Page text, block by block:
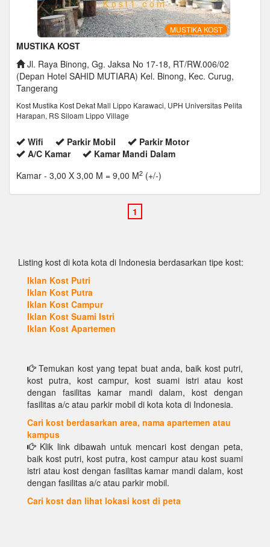
MUSTIKA KOST
MUSTIKA KOST
Jl. Raya Binong, Gg. Jaksa No 17-18, RT/RW.006/02
(Depan Hotel SAHID MUTIARA) Kel. Binong, Kec. Curug,
Tangerang
Kost Mustika Kost Dekat Mall Lippo Karawaci, UPH Universitas Pelita
Harapan, RS Siloam Lippo Village
Wifi Parkir Mobil
Parkir Motor
A/C Kamar
Kamar Mandi Dalam
Kamar - 3,00 X 3,00 M = 9,00 M2 (+/-)
Listing kost di kota kota di Indonesia berdasarkan tipe kost:
Iklan Kost Putri
Iklan Kost Putra
Iklan Kost Campur
Iklan Kost Suami Istri
Iklan Kost Apartemen
Temukan kost yang tepat buat anda, baik kost putri,
kost putra, kost campur, kost suami istri atau kost
dengan fasilitas kamar mandi dalam, kost dengan
fasilitas a/c atau parkir mobil di kota kota di Indonesia.
Cari kost berdasarkan area, nama apartemen atau
kampus
Klik link dibawah untuk mencari kost dengan peta,
baik kost putri, kost putra, kost campur atau kost suami
istri atau kost dengan fasilitas kamar mandi dalam, kost
dengan fasilitas a/c atau parkir mobil.
Cari kost dan lihat lokasi kost di peta